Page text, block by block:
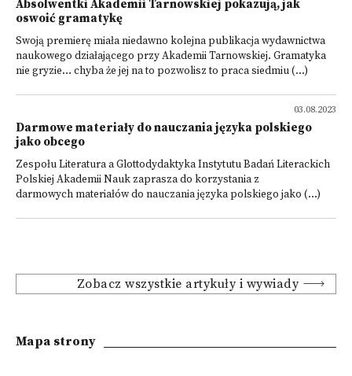
Absolwentki Akademii Tarnowskiej pokazują, jak
oswoić gramatykę
Swoją premierę miała niedawno kolejna publikacja wydawnictwa
naukowego działającego przy Akademii Tarnowskiej. Gramatyka
nie gryzie… chyba że jej na to pozwolisz to praca siedmiu (...)
03.08.2023
Darmowe materiały do nauczania języka polskiego
jako obcego
Zespołu Literatura a Glottodydaktyka Instytutu Badań Literackich
Polskiej Akademii Nauk zaprasza do korzystania z
darmowych materiałów do nauczania języka polskiego jako (...)
Zobacz wszystkie artykuły i wywiady
Mapa strony